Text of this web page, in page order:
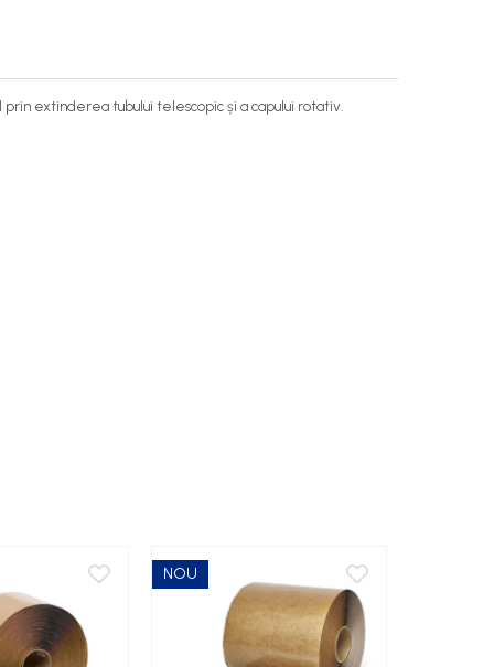
extinderea tubului telescopic și a capului rotativ.
NOU